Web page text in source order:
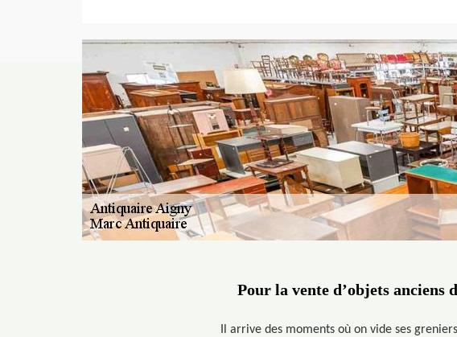
Pour la vente d’objets
Il arrive des moments où on vide ses